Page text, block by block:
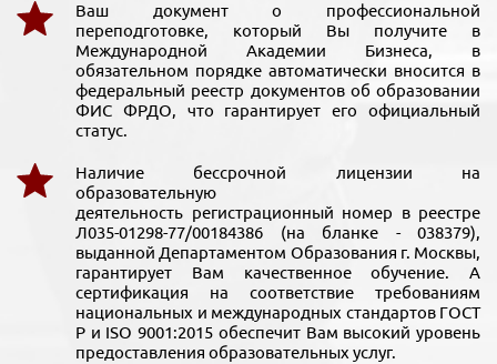
Ваш документ о профессиональной
переподготовке, который Вы получите в
Международной Академии Бизнеса, в
обязательном порядке автоматически вносится в
федеральный реестр документов об образовании
ФИС ФРДО, что гарантирует его официальный
статус.
Наличие бессрочной лицензии на
образовательную
деятельность регистрационный номер в реестре
Л035-01298-77/00184386 (на бланке - 038379),
выданной Департаментом Образования г. Москвы,
гарантирует Вам качественное обучение. А
сертификация на соответствие требованиям
национальных и международных стандартов ГОСТ
Р и ISO 9001:2015 обеспечит Вам высокий уровень
предоставления образовательных услуг.